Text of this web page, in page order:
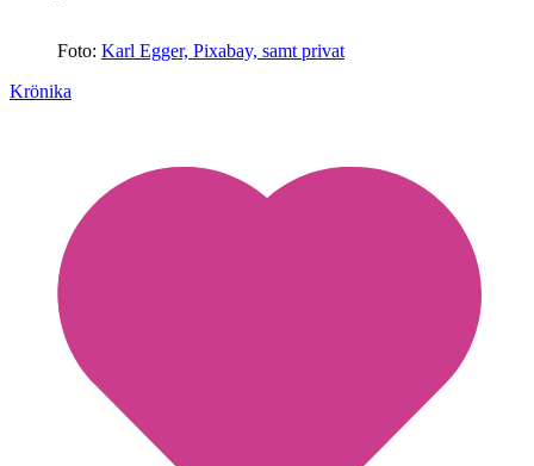
Foto: Karl Egger, Pixabay, samt privat
Krönika